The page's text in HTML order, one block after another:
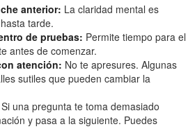
anterior: La claridad mental es
tarde.
de pruebas: Permite tiempo para el
antes de comenzar.
atención: No te apresures. Algunas
sutiles que pueden cambiar la
Si una pregunta te toma demasiado
y pasa a la siguiente. Puedes